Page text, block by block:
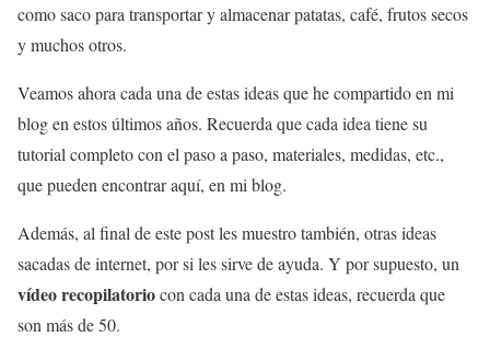
como saco para transportar y almacenar patatas, café, frutos secos
y muchos otros.
Veamos ahora cada una de estas ideas que he compartido en mi
blog en estos últimos años. Recuerda que cada idea tiene su
tutorial completo con el paso a paso, materiales, medidas, etc.,
que pueden encontrar aquí, en mi blog.
Además, al final de este post les muestro también, otras ideas
sacadas de internet, por si les sirve de ayuda. Y por supuesto, un
vídeo recopilatoriocon cada una de estas ideas, recuerda que
son más de 50.